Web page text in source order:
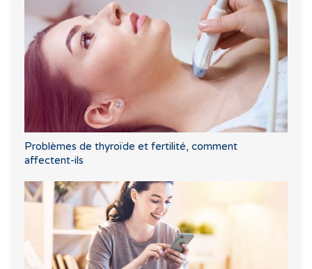
Problèmes de thyroïde et fertilité, comment
affectent-ils